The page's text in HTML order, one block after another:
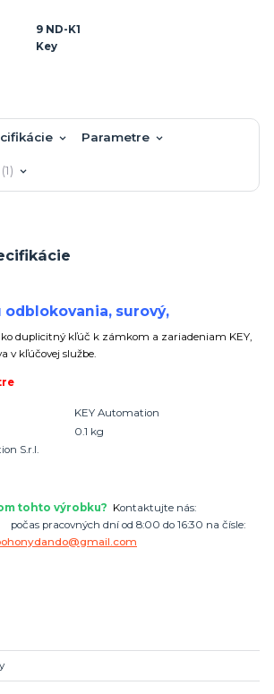
9 ND-K1
Key
Parametre
1
odblokovania, surový,
duplicitný kľúč k zámkom a zariadeniam KEY,
v kľúčovej službe.
KEY Automation
0.1 kg
S.r.l.
tohto výrobku? Kontaktujte nás:
dní od 8:00 do 16:30 na čísle: